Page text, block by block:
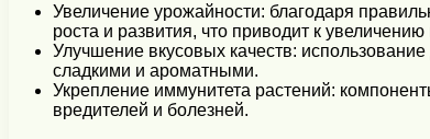
Увеличение урожайности: благодаря
роста и развития, что приводит к
Улучшение вкусовых качеств:
сладкими и ароматными.
Укрепление иммунитета растений:
вредителей и болезней.